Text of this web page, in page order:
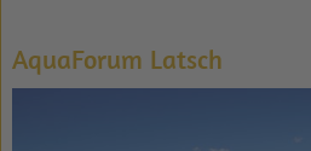
AquaForum Latsch